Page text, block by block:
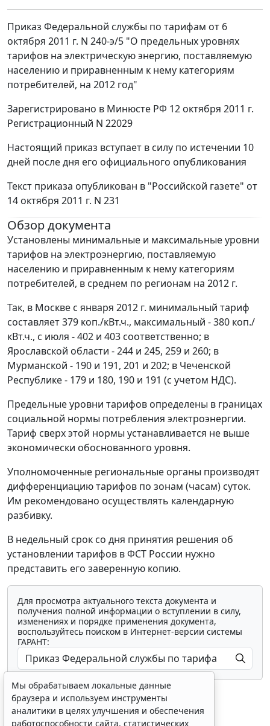
Приказ Федеральной службы по тарифам от 6
октября 2011 г. N 240-э/5 "О предельных уровнях
тарифов на электрическую энергию, поставляемую
населению и приравненным к нему категориям
потребителей, на 2012 год"
Зарегистрировано в Минюсте РФ 12 октября 2011 г.
Регистрационный N 22029
Настоящий приказ вступает в силу по истечении 10
дней после дня его официального опубликования
Текст приказа опубликован в "Российской газете" от
14 октября 2011 г. N 231
Обзор документа
Установлены минимальные и максимальные уровни
тарифов на электроэнергию, поставляемую
населению и приравненным к нему категориям
потребителей, в среднем по регионам на 2012 г.
Так, в Москве с января 2012 г. минимальный тариф
составляет 379 коп./кВт.ч., максимальный - 380 коп./
кВт.ч., с июля - 402 и 403 соответственно; в
Ярославской области - 244 и 245, 259 и 260; в
Мурманской - 190 и 191, 201 и 202; в Чеченской
Республике - 179 и 180, 190 и 191 (с учетом НДС).
Предельные уровни тарифов определены в границах
социальной нормы потребления электроэнергии.
Тариф сверх этой нормы устанавливается не выше
экономически обоснованного уровня.
Уполномоченные региональные органы производят
дифференциацию тарифов по зонам (часам) суток.
Им рекомендовано осуществлять календарную
разбивку.
В недельный срок со дня принятия решения об
установлении тарифов в ФСТ России нужно
представить его заверенную копию.
Для просмотра актуального текста документа и
получения полной информации о вступлении в силу,
изменениях и порядке применения документа,
воспользуйтесь поиском в Интернет-версии системы
ГАРАНТ:
Мы обрабатываем локальные данные
браузера и используем инструменты
аналитики в целях улучшения и обеспечения
работоспособности сайта, статистических